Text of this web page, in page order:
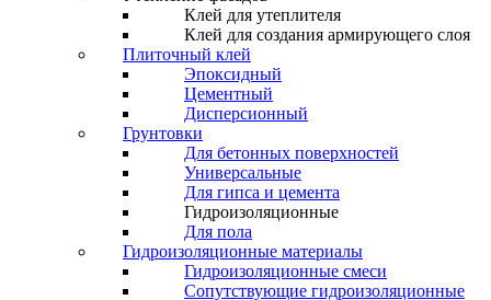
Клей для утеплителя
Клей для создания армирующего слоя
Плиточный клей
Эпоксидный
Цементный
Дисперсионный
Грунтовки
Для бетонных поверхностей
Универсальные
Для гипса и цемента
Гидроизоляционные
Для пола
Гидроизоляционные материалы
Гидроизоляционные смеси
Сопутствующие гидроизоляционные